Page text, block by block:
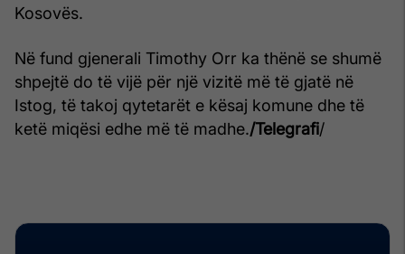
Kosovës.
Në fund gjenerali Timothy Orr ka thënë se shumë
shpejtë do të vijë për një vizitë më të gjatë në
Istog, të takoj qytetarët e kësaj komune dhe të
ketë miqësi edhe më të madhe./Telegrafi/